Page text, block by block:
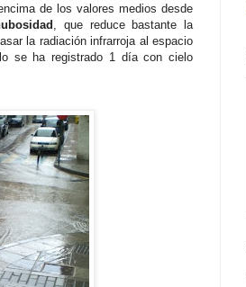
de los valores medios desde
, que reduce bastante la
la radiación infrarroja al espacio
se ha registrado 1 día con cielo